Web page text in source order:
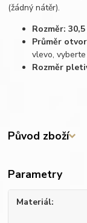
(žádný nátěr).
Rozměr:
Průměr
vlevo,
Rozměr
Původ zboží
Parametry
Materiál